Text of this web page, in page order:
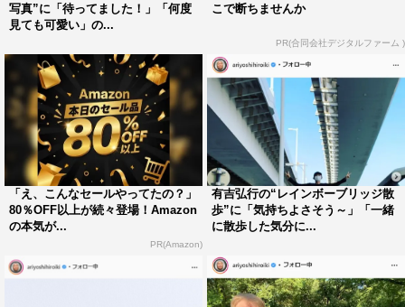
写真”に「待ってました！」「何度
見ても可愛い」の...
こで断ちませんか
PR(合同会社デジタルファーム )
「え、こんなセールやってたの？」
80％OFF以上が続々登場！Amazon
の本気が...
PR(Amazon)
有吉弘行の“レインボーブリッジ散
歩”に「気持ちよさそう～」「一緒
に散歩した気分に...